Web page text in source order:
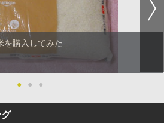
を購入してみた
● ● ●